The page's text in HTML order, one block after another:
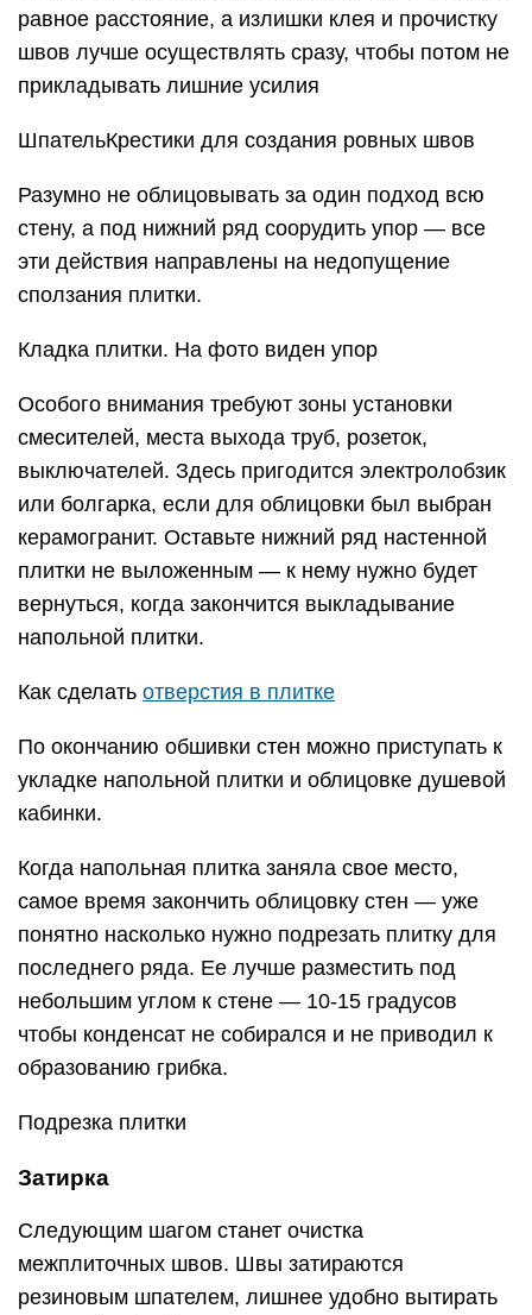
равное расстояние, а излишки клея и прочистку
швов лучше осуществлять сразу, чтобы потом не
прикладывать лишние усилия
ШпательКрестики для создания ровных швов
Разумно не облицовывать за один подход всю
стену, а под нижний ряд соорудить упор — все
эти действия направлены на недопущение
сползания плитки.
Кладка плитки. На фото виден упор
Особого внимания требуют зоны установки
смесителей, места выхода труб, розеток,
выключателей. Здесь пригодится электролобзик
или болгарка, если для облицовки был выбран
керамогранит. Оставьте нижний ряд настенной
плитки не выложенным — к нему нужно будет
вернуться, когда закончится выкладывание
напольной плитки.
Как сделать отверстия в плитке
По окончанию обшивки стен можно приступать к
укладке напольной плитки и облицовке душевой
кабинки.
Когда напольная плитка заняла свое место,
самое время закончить облицовку стен — уже
понятно насколько нужно подрезать плитку для
последнего ряда. Ее лучше разместить под
небольшим углом к стене — 10-15 градусов
чтобы конденсат не собирался и не приводил к
образованию грибка.
Подрезка плитки
Затирка
Следующим шагом станет очистка
межплиточных швов. Швы затираются
резиновым шпателем, лишнее удобно вытирать